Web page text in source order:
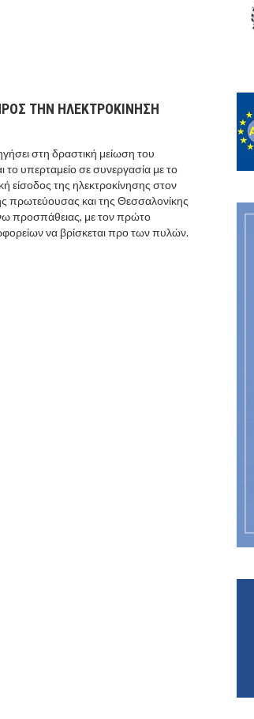
ΤΗΝ ΗΛΕΚΤΡΟΚΙΝΗΣΗ
στη δραστική μείωση του
υπερταμείο σε συνεργασία με το
είσοδος της ηλεκτροκίνησης στον
πρωτεύουσας και της Θεσσαλονίκης
προσπάθειας, με τον πρώτο
να βρίσκεται προ των πυλών.